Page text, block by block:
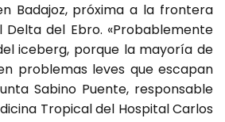
Badajoz, próxima a la frontera
del Ebro. «Probablemente
iceberg, porque la mayoría de
problemas leves que escapan
Sabino Puente, responsable
Tropical del Hospital Carlos